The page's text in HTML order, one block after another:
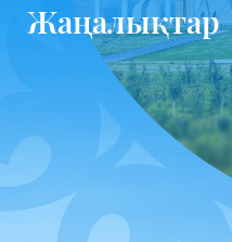
Жаңалықтар